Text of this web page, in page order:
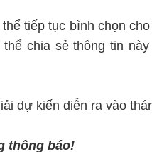
tiếp tục bình chọn
thể chia sẻ thông tin
dự kiến diễn ra vào
thông báo!